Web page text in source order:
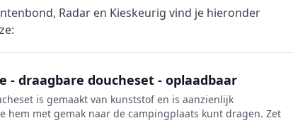
Radar en Kieskeurig vind je hieronder
- draagbare doucheset - oplaadbaar
is gemaakt van kunststof en is aanzienlijk
hem met gemak naar de campingplaats kunt dragen. Zet